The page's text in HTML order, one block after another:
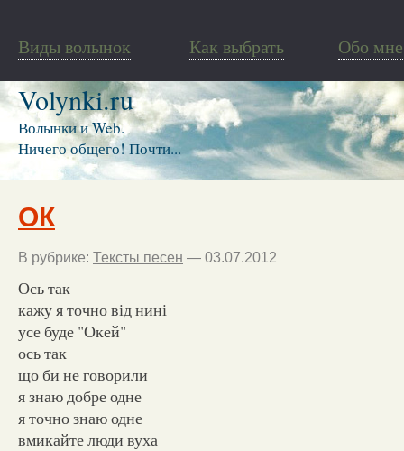
Виды волынок Как выбрать Обо мне
Volynki.ru
Волынки и Web.
Ничего общего! Почти...
ОК
В рубрике: Тексты песен — 03.07.2012
Ось так
кажу я точно від нині
усе буде "Окей"
ось так
що би не говорили
я знаю добре одне
я точно знаю одне
вмикайте люди вуха